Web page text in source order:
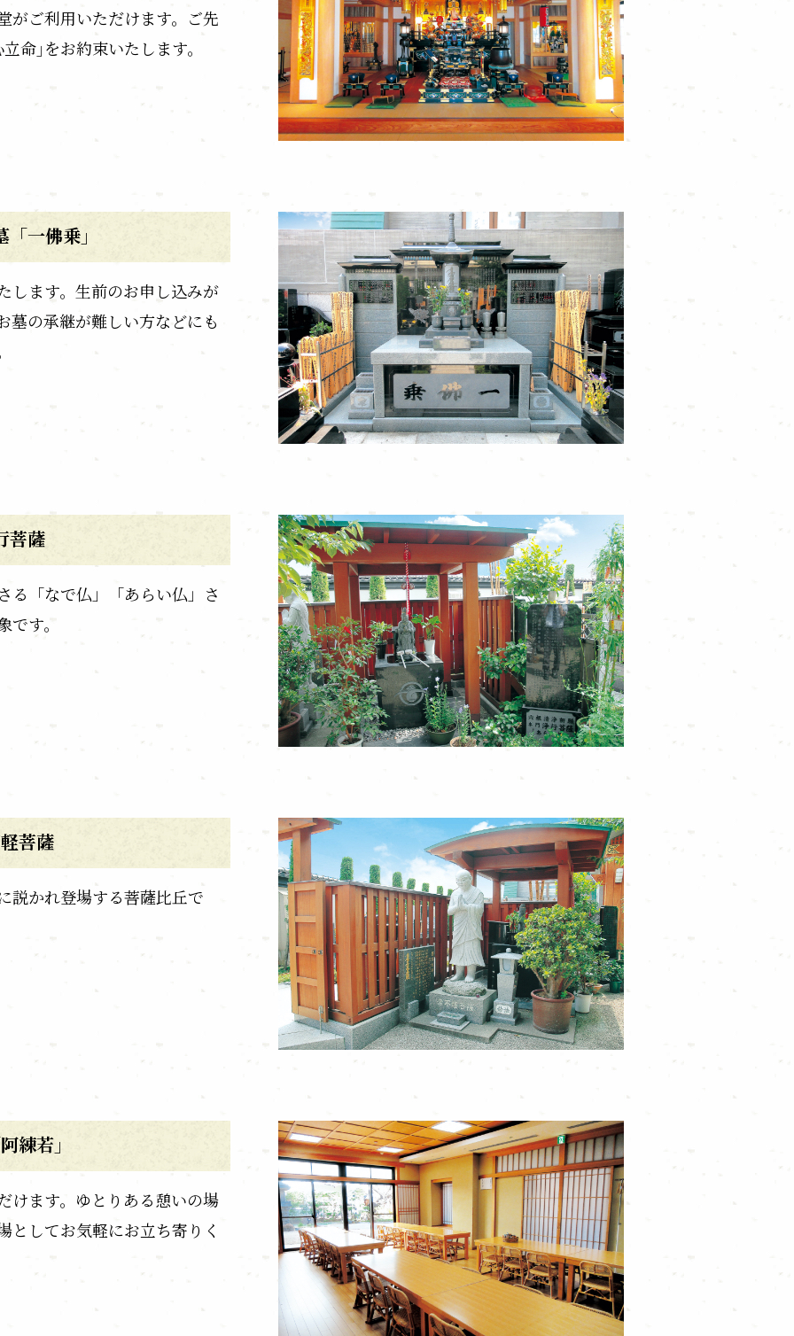
がご利用いただけます。ご先
命｣をお約束いたします。
一佛乗」
します。生前のお申し込みが
墓の承継が難しい方などにも
菩薩
る「なで仏」「あらい仏」さ
す。
菩薩
説かれ登場する菩薩比丘で
練若」
けます。ゆとりある憩いの場
としてお気軽にお立ち寄りく